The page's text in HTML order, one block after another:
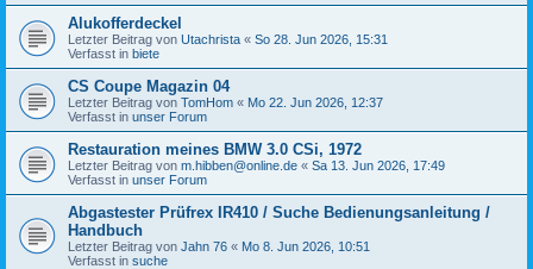
Alukofferdeckel
Letzter Beitrag von Utachrista « So 28. Jun 2026, 15:31
Verfasst in biete
CS Coupe Magazin 04
Letzter Beitrag von TomHom « Mo 22. Jun 2026, 12:37
Verfasst in unser Forum
Restauration meines BMW 3.0 CSi, 1972
Letzter Beitrag von m.hibben@online.de « Sa 13. Jun 2026, 17:49
Verfasst in unser Forum
Abgastester Prüfrex IR410 / Suche Bedienungsanleitung /
Handbuch
Letzter Beitrag von Jahn 76 « Mo 8. Jun 2026, 10:51
Verfasst in suche